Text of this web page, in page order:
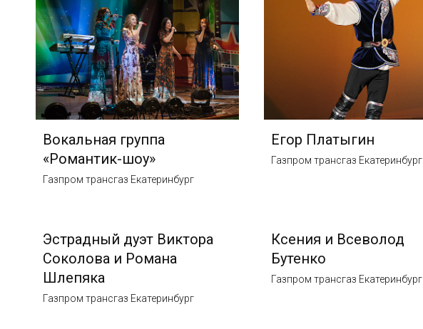
Вокальная группа
«Романтик-шоу»
Газпром трансгаз Екатеринбург
Егор Платыгин
Газпром трансгаз Екатеринбург
Эстрадный дуэт Виктора
Соколова и Романа
Шлепяка
Газпром трансгаз Екатеринбург
Ксения и Всеволод
Бутенко
Газпром трансгаз Екатеринбург